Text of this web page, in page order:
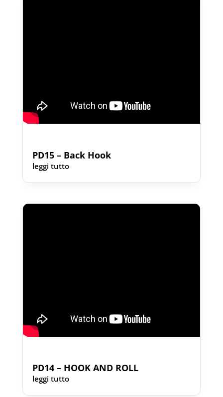
PD15 – Back Hook
leggi tutto
PD14 – HOOK AND ROLL
leggi tutto